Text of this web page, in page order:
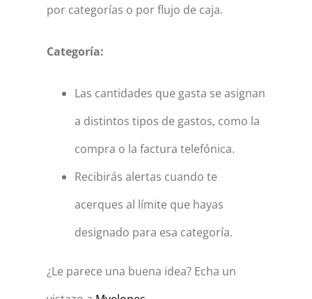
por categorías o por flujo de caja.
Categoría:
Las cantidades que gasta se asignan
a distintos tipos de gastos, como la
compra o la factura telefónica.
Recibirás alertas cuando te
acerques al límite que hayas
designado para esa categoría.
¿Le parece una buena idea? Echa un